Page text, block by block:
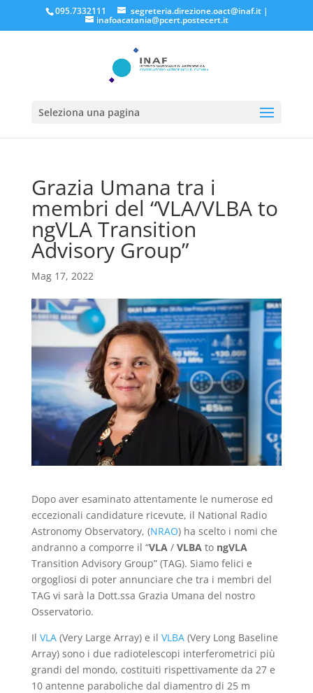
095.7332111 segreteria.direzione.oact@inaf.it|
inafoacatania@pcert.postecert.it
Seleziona una pagina
Grazia Umana tra i
membri del “VLA/VLBA to
ngVLA Transition
Advisory Group”
Mag 17, 2022
Dopo aver esaminato attentamente le numerose ed
eccezionali candidature ricevute, il National Radio
Astronomy Observatory, (NRAO) ha scelto i nomi che
andranno a comporre il “VLA/ VLBAto ngVLA
Transition Advisory Group” (TAG). Siamo felici e
orgogliosi di poter annunciare che tra i membri del
TAG vi sarà la Dott.ssa Grazia Umana del nostro
Osservatorio.
Il VLA(Very Large Array) e il VLBA(Very Long Baseline
Array) sono i due radiotelescopi interferometrici più
grandi del mondo, costituiti rispettivamente da 27 e
10 antenne paraboliche dal diamentro di 25 m